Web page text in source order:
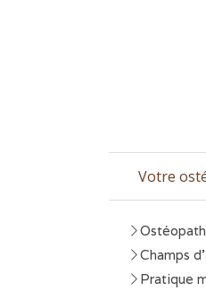
Votre
Champs
Pratique